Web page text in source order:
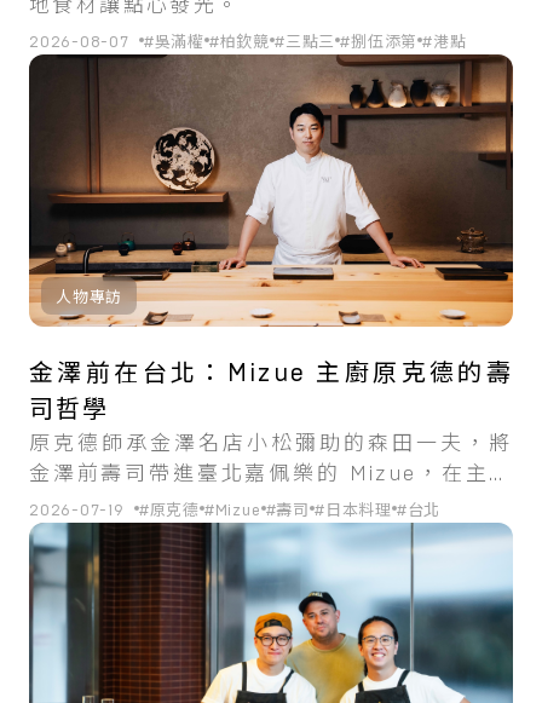
地食材讓點心發光。
2026-08-07 #吳滿權 #柏欽競 #三點三 #捌伍添第 #港點
人物專訪
金澤前在台北：Mizue 主廚原克德的壽
司哲學
原克德師承金澤名店小松彌助的森田一夫，將
金澤前壽司帶進臺北嘉佩樂的 Mizue，在主流
的江戶前之外開出新路。
2026-07-19 #原克德 #Mizue #壽司 #日本料理 #台北